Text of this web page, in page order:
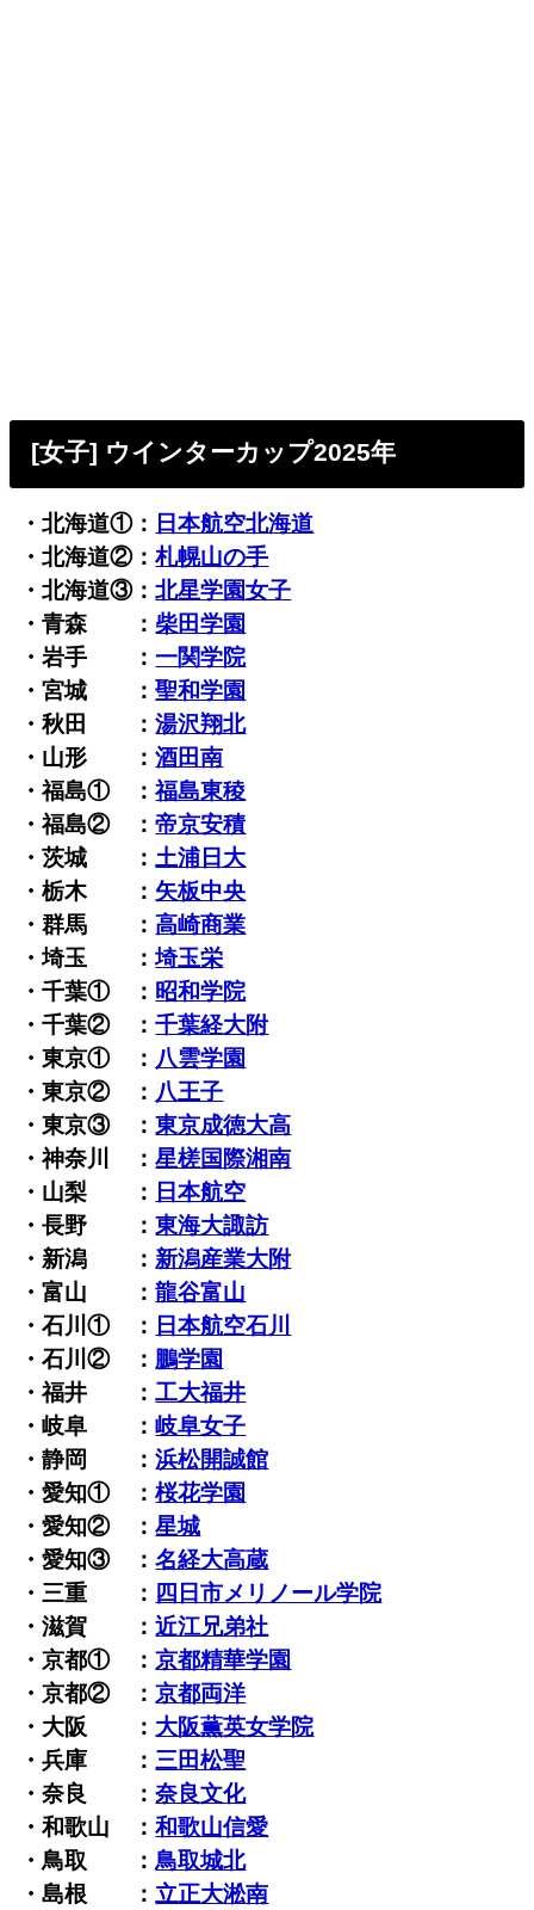
[女子] ウインターカップ2025年
・北海道①： 日本航空北海道
・北海道②：札幌山の手
・北海道③：北星学園女子
・青森 ： 柴田学園
・岩手 ：一関学院
・宮城 ：聖和学園
・秋田 ：湯沢翔北
・山形 ：酒田南
・福島① ：福島東稜
・福島② ：帝京安積
・茨城 ： 土浦日大
・栃木 ： 矢板中央
・群馬 ：高崎商業
・埼玉 ：埼玉栄
・千葉① ： 昭和学院
・千葉② ：千葉経大附
・東京① ： 八雲学園
・東京② ： 八王子
・東京③ ：東京成徳大高
・神奈川 ：星槎国際湘南
・山梨 ： 日本航空
・長野 ：東海大諏訪
・新潟 ： 新潟産業大附
・富山 ：龍谷富山
・石川① ： 日本航空石川
・石川② ： 鵬学園
・福井 ：工大福井
・岐阜 ：岐阜女子
・静岡 ：浜松開誠館
・愛知① ：桜花学園
・愛知② ：星城
・愛知③ ：名経大高蔵
・三重 ： 四日市メリノール学院
・滋賀 ：近江兄弟社
・京都① ：京都精華学園
・京都② ：京都両洋
・大阪 ： 大阪薫英女学院
・兵庫 ： 三田松聖
・奈良 ：奈良文化
・和歌山 ：和歌山信愛
・鳥取 ： 鳥取城北
・島根 ： 立正大淞南